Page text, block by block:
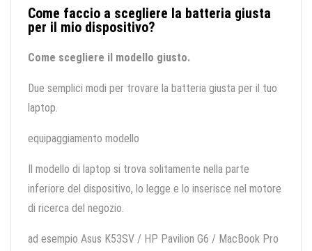
Come faccio a scegliere la batteria giusta
per il mio dispositivo?
Come scegliere il modello giusto.
Due semplici modi per trovare la batteria giusta per il tuo
laptop.
equipaggiamento modello
Il modello di laptop si trova solitamente nella parte
inferiore del dispositivo, lo legge e lo inserisce nel motore
di ricerca del negozio.
ad esempio Asus K53SV / HP Pavilion G6 / MacBook Pro